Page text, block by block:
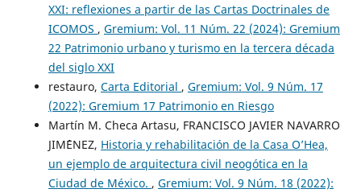
XXI: reflexiones a partir de las Cartas Doctrinales de
ICOMOS , Gremium: Vol. 11 Núm. 22 (2024): Gremium
22 Patrimonio urbano y turismo en la tercera década
del siglo XXI
restauro, Carta Editorial , Gremium: Vol. 9 Núm. 17
(2022): Gremium 17 Patrimonio en Riesgo
Martín M. Checa Artasu, FRANCISCO JAVIER NAVARRO
JIM´´ENEZ, Historia y rehabilitación de la Casa O’Hea,
un ejemplo de arquitectura civil neogótica en la
Ciudad de México. , Gremium: Vol. 9 Núm. 18 (2022):